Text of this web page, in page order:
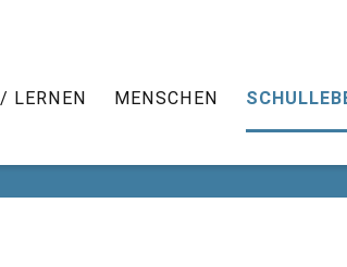
LERNEN MENSCHEN